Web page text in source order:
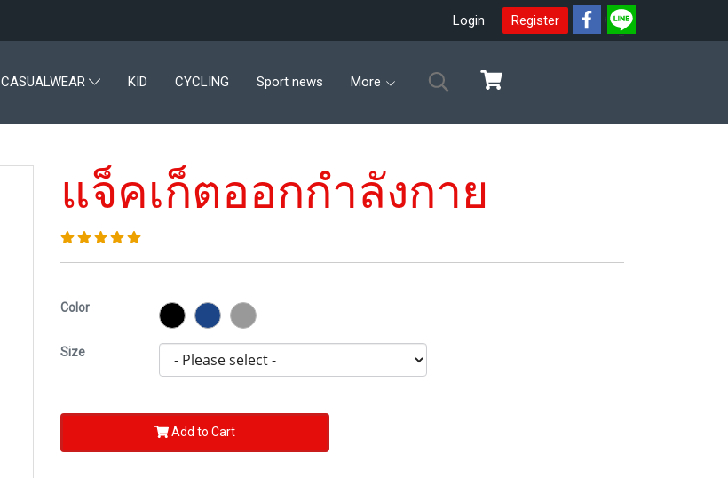
Login Register
CASUALWEAR KID CYCLING Sport news More
แจ็คเก็ตออกกำลังกาย
Color
Size
Add to Cart